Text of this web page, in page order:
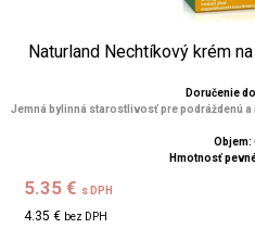
Naturland Nechtíkový krém
Doručenie
Jemná bylinná starostlivosť pre podráždenú a
Objem:
Hmotnosť
5.35 € s DPH
4.35 € bez DPH